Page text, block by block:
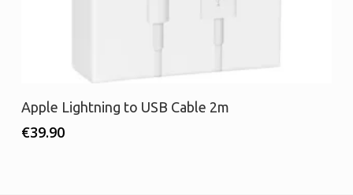
Προσθήκη στο καλάθι
Apple Lightning to USB Cable 2m
€39.90